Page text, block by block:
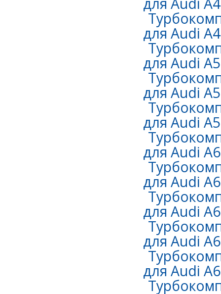
для Audi
для Audi
для Audi
для Audi
для Audi
для Audi
для Audi
для Audi
для Audi